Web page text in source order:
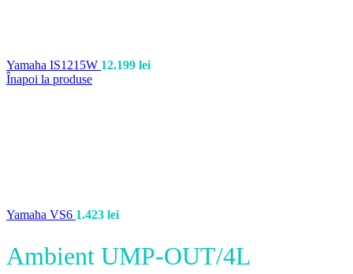
Yamaha IS1215W 12.199 lei
Înapoi la produse
Yamaha VS6 1.423 lei
Ambient UMP-OUT/4L